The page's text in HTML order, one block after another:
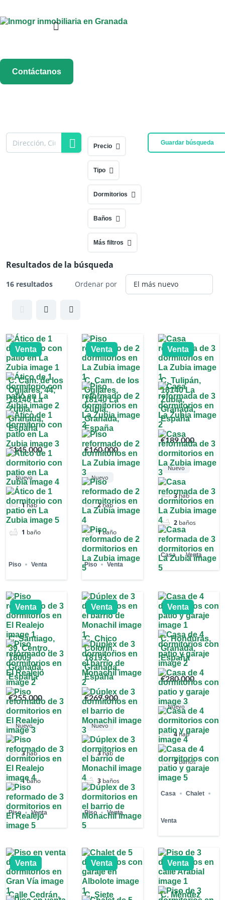
Menú
Contáctanos
Guardar búsqueda
Precio
Tipo
Dormitorios
Baños
Más filtros
Resultados de la búsqueda
16 resultados Ordenar por
Venta
C. Cam. de los
Ogijares, 44,
18140 La
Zubia,
Granada,
España
€145,000
Nuevo
1hab
1 baño
Piso Venta
Venta
C. Cam. de los
Ogijares,
18140 La
Zubia,
Granada,
España
€160,000
Nuevo
2hab
1baño
Piso Venta
Venta
C. Tulipán,
18140 La
Zubia,
Granada,
España
€189,000
Nuevo
3 hab
2 baños
Casa Venta
Venta
C. Santiago,
39, Centro,
18009
Granada,
España
€255,000
Nuevo
3 hab
1baño
Piso Venta
Venta
C. Chico
Colorín,
18193,
Granada,
España
€269,900
Nuevo
3hab
3 baños
Piso Venta
Venta
C. Honduras,
Granada,
España
€280,000
Nuevo
4 hab
3 baños
Casa Chalet
Venta
Venta
Calle Cedrán,
Venta
C. Siete
Venta
C. Méndez